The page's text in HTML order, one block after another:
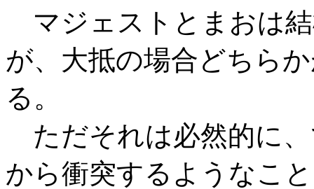
マジェストとまおは
が、大抵の場合どちら
る。
ただそれは必然的に
から衝突するようなこ